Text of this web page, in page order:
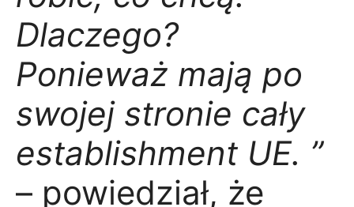
Dlaczego?
Ponieważ mają po
swojej stronie cały
establishment UE. ”
– powiedział, że